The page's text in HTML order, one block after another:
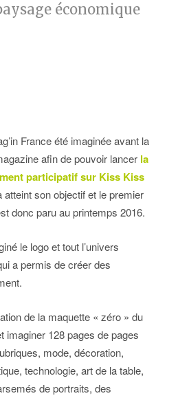
économique
France été imaginée avant la
afin de pouvoir lancer la
participatif sur Kiss Kiss
atteint son objectif et le premier
donc paru au printemps 2016.
le logo et tout l’univers
a permis de créer des
de la maquette « zéro » du
imaginer 128 pages de pages
mode, décoration,
technologie, art de la table,
deportraits, des